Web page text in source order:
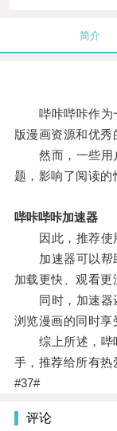
简介
哔咔哔咔作为一
版漫画资源和优秀
然而，一些用户
题，影响了阅读的
哔咔哔咔加速器
因此，推荐使用
加速器可以帮助
加载更快、观看更
同时，加速器还
浏览漫画的同时享
综上所述，哔咔
手，推荐给所有热
#37#
评论